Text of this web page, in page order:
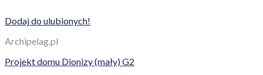
Dodaj do ulubionych!
Archipelag.pl
Projekt domu Dionizy (mały) G2